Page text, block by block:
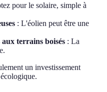
pour le solaire, simple à
: L'éolien peut être une
aux terrains boisés : La
un investissement